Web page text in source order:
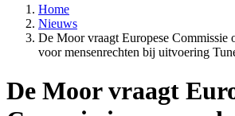
Home
Nieuws
De Moor vraagt Europese Commissie
voor mensenrechten bij uitvoering
De Moor vraagt